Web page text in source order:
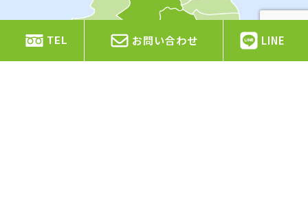
TEL お問い合わせ LINE